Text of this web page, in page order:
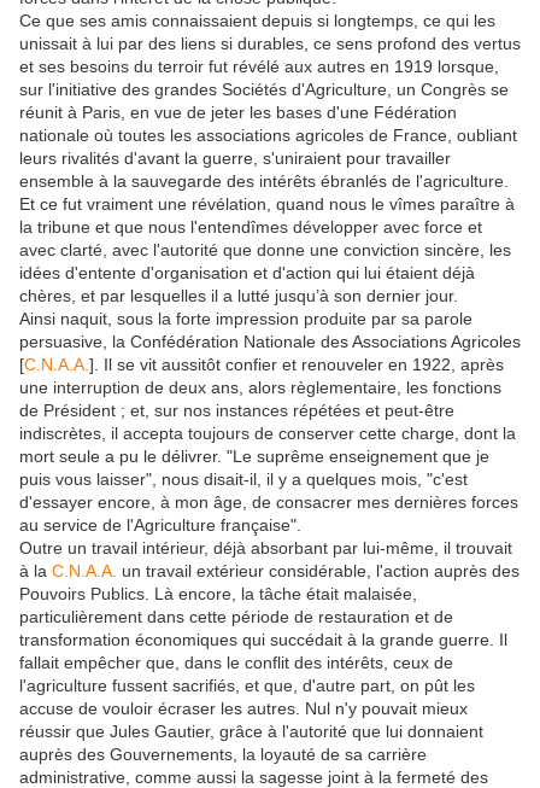
Ce que ses amis connaissaient depuis si longtemps, ce qui les
unissait à lui par des liens si durables, ce sens profond des vertus
et ses besoins du terroir fut révélé aux autres en 1919 lorsque,
sur l'initiative des grandes Sociétés d'Agriculture, un Congrès se
réunit à Paris, en vue de jeter les bases d'une Fédération
nationale où toutes les associations agricoles de France, oubliant
leurs rivalités d'avant la guerre, s'uniraient pour travailler
ensemble à la sauvegarde des intérêts ébranlés de l'agriculture.
Et ce fut vraiment une révélation, quand nous le vîmes paraître à
la tribune et que nous l'entendîmes développer avec force et
avec clarté, avec l'autorité que donne une conviction sincère, les
idées d'entente d'organisation et d'action qui lui étaient déjà
chères, et par lesquelles il a lutté jusqu’à son dernier jour.
Ainsi naquit, sous la forte impression produite par sa parole
persuasive, la Confédération Nationale des Associations Agricoles
[C.N.A.A. ]. Il se vit aussitôt confier et renouveler en 1922, après
une interruption de deux ans, alors règlementaire, les fonctions
de Président ; et, sur nos instances répétées et peut-être
indiscrètes, il accepta toujours de conserver cette charge, dont la
mort seule a pu le délivrer. "Le suprême enseignement que je
puis vous laisser", nous disait-il, il y a quelques mois, "c'est
d'essayer encore, à mon âge, de consacrer mes dernières forces
au service de l'Agriculture française".
Outre un travail intérieur, déjà absorbant par lui-même, il trouvait
à la C.N.A.A. un travail extérieur considérable, l'action auprès des
Pouvoirs Publics. Là encore, la tâche était malaisée,
particulièrement dans cette période de restauration et de
transformation économiques qui succédait à la grande guerre. Il
fallait empêcher que, dans le conflit des intérêts, ceux de
l'agriculture fussent sacrifiés, et que, d'autre part, on pût les
accuse de vouloir écraser les autres. Nul n'y pouvait mieux
réussir que Jules Gautier, grâce à l'autorité que lui donnaient
auprès des Gouvernements, la loyauté de sa carrière
administrative, comme aussi la sagesse joint à la fermeté des